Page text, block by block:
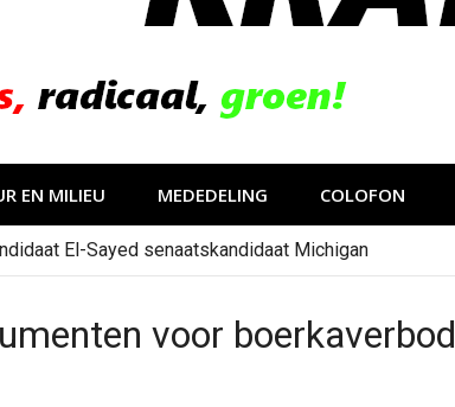
EN MILIEU MEDEDELING COLOFON
El-Sayed senaatskandidaat Michigan
voor boerkaverbod